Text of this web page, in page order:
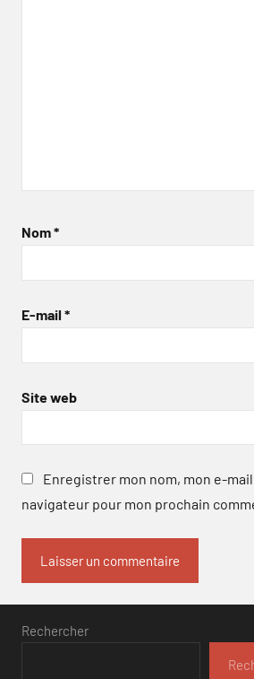
Nom*
E-mail *
Site web
Enregistrer mon nom, mon e-
navigateur pour mon prochain
Rechercher